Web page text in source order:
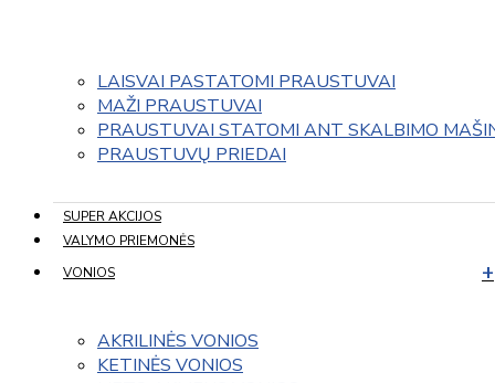
LAISVAI PASTATOMI PRAUSTUVAI
MAŽI PRAUSTUVAI
PRAUSTUVAI STATOMI ANT SKALBIMO
PRAUSTUVŲ PRIEDAI
SUPER AKCIJOS
VALYMO PRIEMONĖS
VONIOS
AKRILINĖS VONIOS
KETINĖS VONIOS